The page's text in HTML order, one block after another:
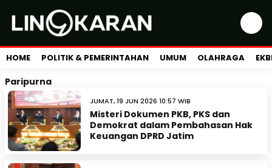
HOME POLITIK & PEMERINTAHAN UMUM OLAHRAGA
Paripurna
JUMAT, 19 JUN 2026 10:57 WIB
Misteri Dokumen PKB, PKS dan
Demokrat dalam Pembahasan Hak
Keuangan DPRD Jatim